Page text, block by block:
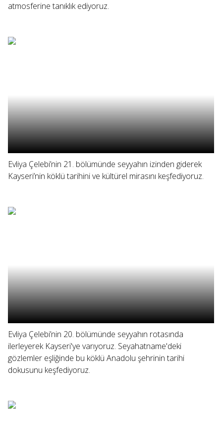
atmosferine tanıklık ediyoruz.
Evliya Çelebi’nin 21. bölümünde seyyahın izinden giderek
Kayseri’nin köklü tarihini ve kültürel mirasını keşfediyoruz.
Evliya Çelebi’nin 20. bölümünde seyyahın rotasında
ilerleyerek Kayseri'ye varıyoruz. Seyahatname'deki
gözlemler eşliğinde bu köklü Anadolu şehrinin tarihi
dokusunu keşfediyoruz.